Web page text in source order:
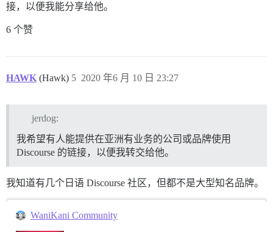
接，以便我能分享给他。
6 个赞
HAWK (Hawk) 2020 年6 月 10 日 23:27
5
jerdog:
我希望有人能提供在亚洲有业务的公司或品牌使用
Discourse 的链接，以便我转交给他。
我知道有几个日语 Discourse 社区，但都不是大型知名品牌。
WaniKani Community